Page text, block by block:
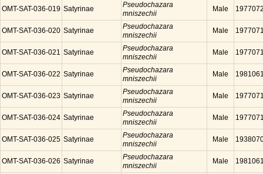
OMT-SAT-036-019 Satyrinae
Pseudochazara
mniszechii
Male
OMT-SAT-036-020 Satyrinae
Pseudochazara
mniszechii
Male
OMT-SAT-036-021 Satyrinae
Pseudochazara
mniszechii
Male
OMT-SAT-036-022 Satyrinae
Pseudochazara
mniszechii
Male
OMT-SAT-036-023 Satyrinae
Pseudochazara
mniszechii
Male
OMT-SAT-036-024 Satyrinae
Pseudochazara
mniszechii
Male
OMT-SAT-036-025 Satyrinae
Pseudochazara
mniszechii
Male
OMT-SAT-036-026 Satyrinae
Pseudochazara
mniszechii
Male